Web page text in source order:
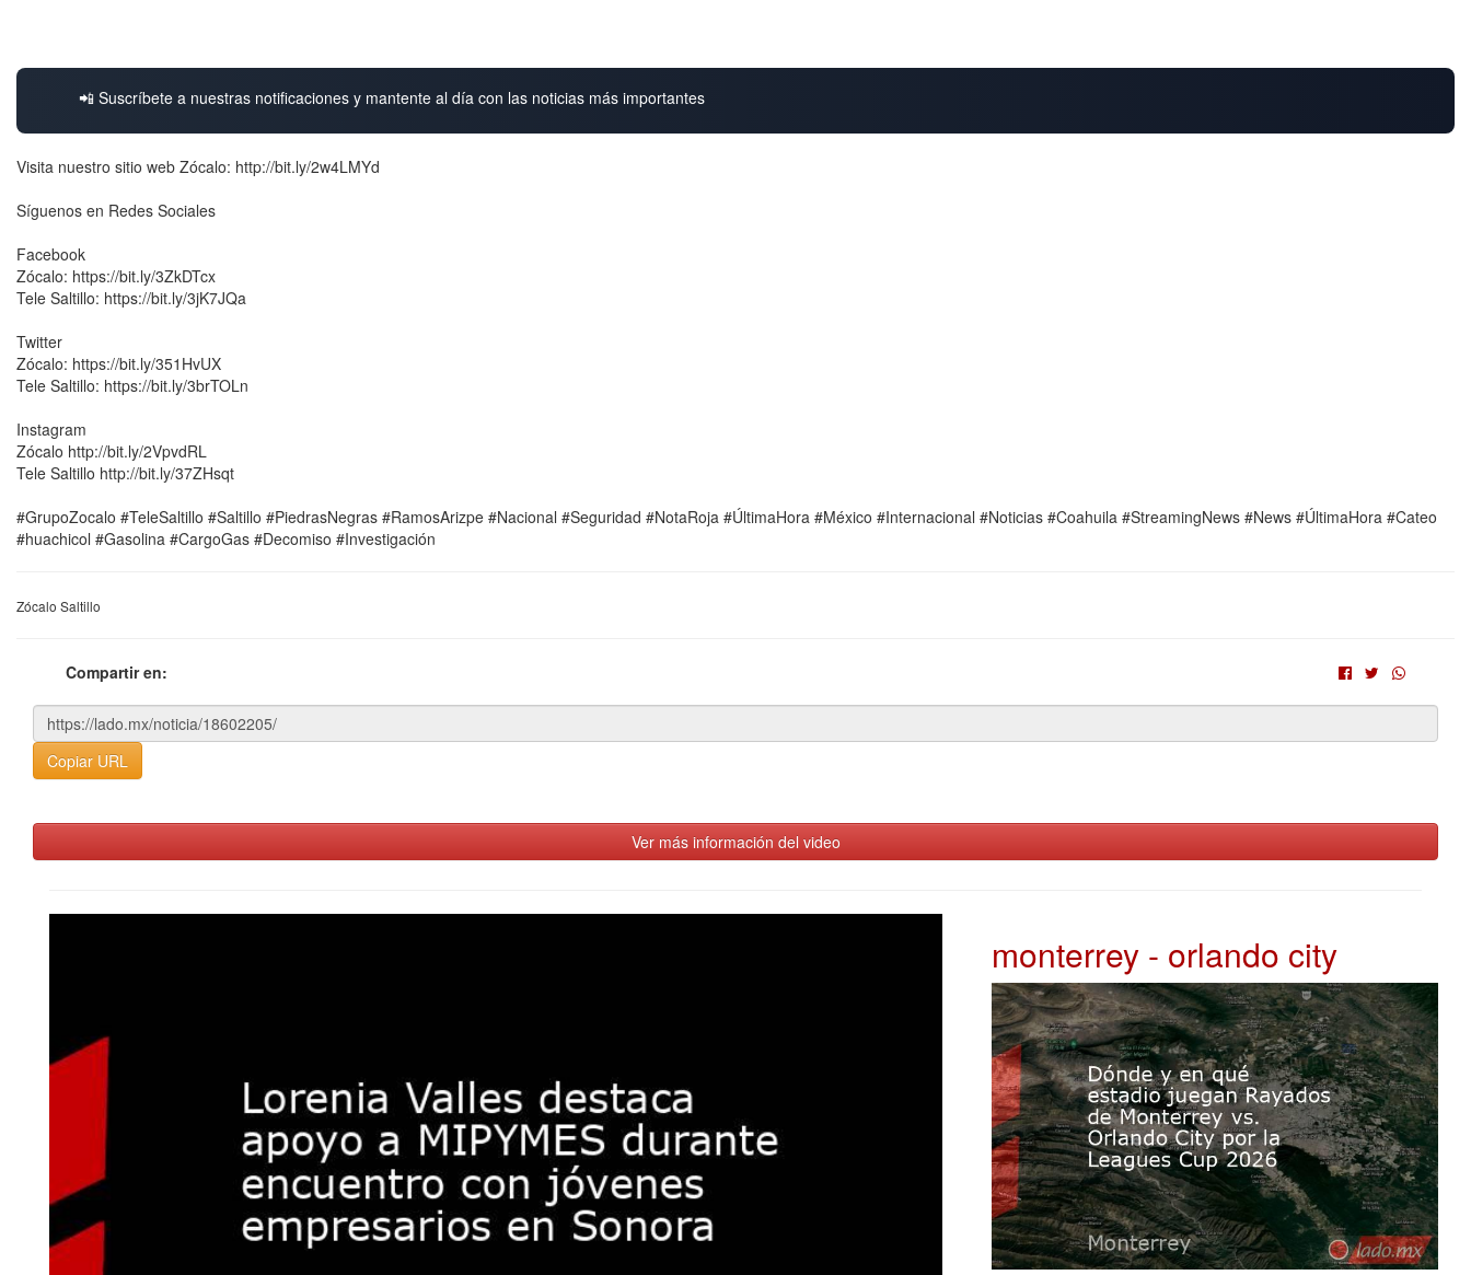
📲 Suscríbete a nuestras notificaciones y mantente al día con las noticias más importantes
Visita nuestro sitio web Zócalo: http://bit.ly/2w4LMYd
Síguenos en Redes Sociales
Facebook
Zócalo: https://bit.ly/3ZkDTcx
Tele Saltillo: https://bit.ly/3jK7JQa
Twitter
Zócalo: https://bit.ly/351HvUX
Tele Saltillo: https://bit.ly/3brTOLn
Instagram
Zócalo http://bit.ly/2VpvdRL
Tele Saltillo http://bit.ly/37ZHsqt
#GrupoZocalo #TeleSaltillo #Saltillo #PiedrasNegras #RamosArizpe #Nacional #Seguridad #NotaRoja #ÚltimaHora #México #Internacional #Noticias #Coahuila #StreamingNews #News #ÚltimaHora #Cateo
#huachicol #Gasolina #CargoGas #Decomiso #Investigación
Zócalo Saltillo
Compartir en:
Copiar URL
Ver más información del video
monterrey - orlando city